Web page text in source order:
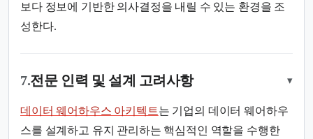
보다 정보에 기반한 의사결정을 내릴 수 있는 환경을 조
성한다.
7.전문 인력 및 설계 고려사항 ▾
데이터 웨어하우스 아키텍트는 기업의 데이터 웨어하우
스를 설계하고 유지 관리하는 핵심적인 역할을 수행한